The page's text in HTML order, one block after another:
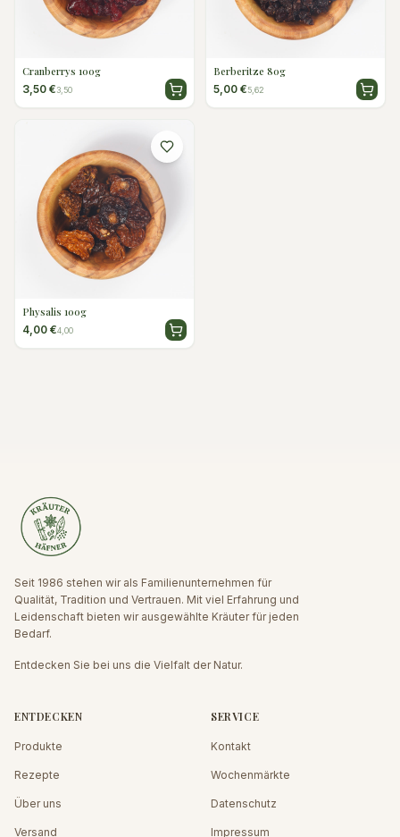
Cranberrys 100g
3,50 €3,50
Berberitze 80g
5,00 €5,62
Physalis 100g
4,00 €4,00
Seit 1986 stehen wir als Familienunternehmen für
Qualität, Tradition und Vertrauen. Mit viel Erfahrung und
Leidenschaft bieten wir ausgewählte Kräuter für jeden
Bedarf.
Entdecken Sie bei uns die Vielfalt der Natur.
ENTDECKEN
Produkte
Rezepte
Über uns
Versand
SERVICE
Kontakt
Wochenmärkte
Datenschutz
Impressum